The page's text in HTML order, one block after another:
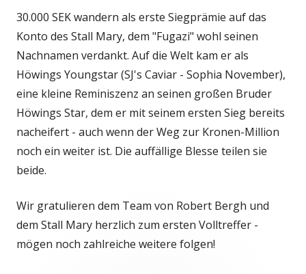
30.000 SEK wandern als erste Siegprämie auf das
Konto des Stall Mary, dem "Fugazi" wohl seinen
Nachnamen verdankt. Auf die Welt kam er als
Höwings Youngstar (SJ's Caviar - Sophia November),
eine kleine Reminiszenz an seinen großen Bruder
Höwings Star, dem er mit seinem ersten Sieg bereits
nacheifert - auch wenn der Weg zur Kronen-Million
noch ein weiter ist. Die auffällige Blesse teilen sie
beide.
Wir gratulieren dem Team von Robert Bergh und
dem Stall Mary herzlich zum ersten Volltreffer -
mögen noch zahlreiche weitere folgen!